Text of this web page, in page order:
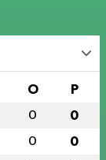
O P
0 0
0 0